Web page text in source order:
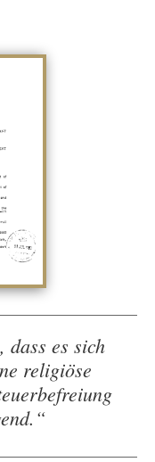
es sich
religiöse